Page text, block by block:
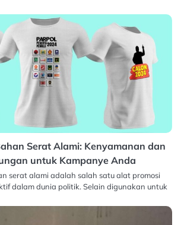
Serat Alami: Kenyamanan dan
untuk Kampanye Anda
serat alami adalah salah satu alat promosi
dalam dunia politik. Selain digunakan untuk